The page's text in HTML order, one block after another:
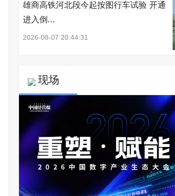
雄商高铁河北段今起按图行车试验 开通
进入倒...
2026-08-07 20:44:31
现场